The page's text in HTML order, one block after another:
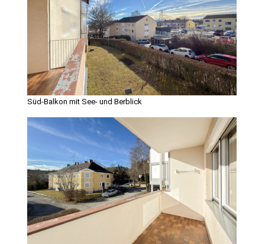
Süd-Balkon mit See- und Berblick